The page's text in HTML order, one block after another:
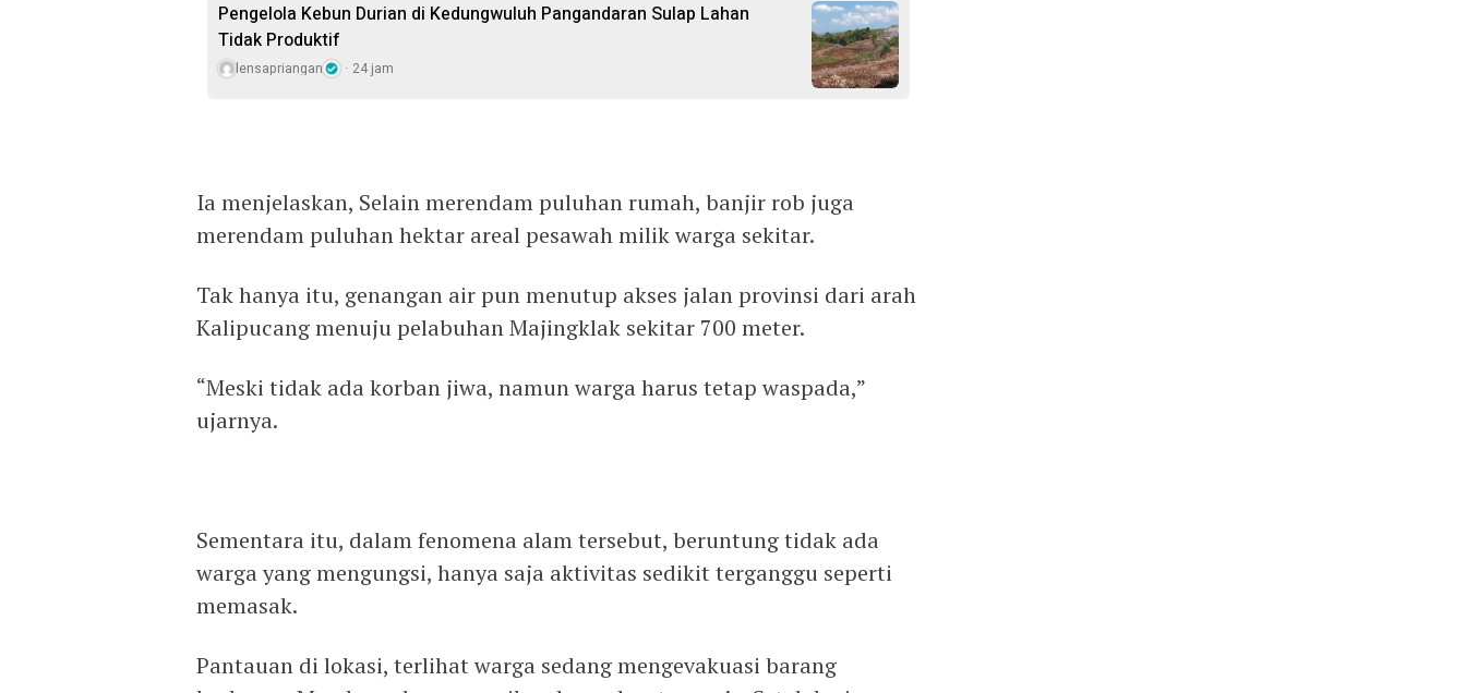
Pengelola Kebun Durian di Kedungwuluh Pangandaran Sulap Lahan
Tidak Produktif ‎
lensapriangan 24 jam
Ia menjelaskan, Selain merendam puluhan rumah, banjir rob juga
merendam puluhan hektar areal pesawah milik warga sekitar.
Tak hanya itu, genangan air pun menutup akses jalan provinsi dari arah
Kalipucang menuju pelabuhan Majingklak sekitar 700 meter.
“Meski tidak ada korban jiwa, namun warga harus tetap waspada,”
ujarnya.
Sementara itu, dalam fenomena alam tersebut, beruntung tidak ada
warga yang mengungsi, hanya saja aktivitas sedikit terganggu seperti
memasak.
Pantauan di lokasi, terlihat warga sedang mengevakuasi barang